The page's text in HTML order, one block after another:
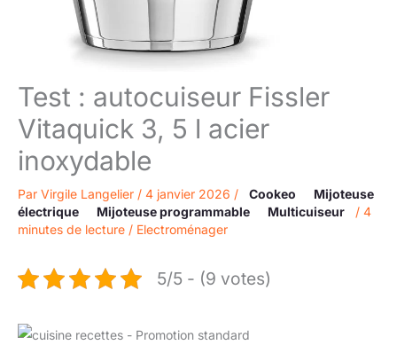
Test : autocuiseur Fissler
Vitaquick 3, 5 l acier
inoxydable
Par Virgile Langelier / 4 janvier 2026 / Cookeo
Mijoteuse
électrique
Mijoteuse programmable Multicuiseur / 4
minutes de lecture / Electroménager
5/5 - (9 votes)